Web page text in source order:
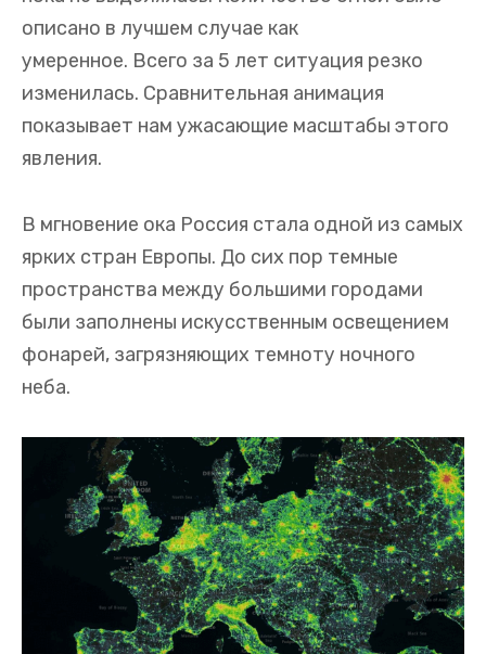
описано в лучшем случае как
умеренное. Всего за 5 лет ситуация резко
изменилась. Сравнительная анимация
показывает нам ужасающие масштабы этого
явления.
В мгновение ока Россия стала одной из самых
ярких стран Европы. До сих пор темные
пространства между большими городами
были заполнены искусственным освещением
фонарей, загрязняющих темноту ночного
неба.